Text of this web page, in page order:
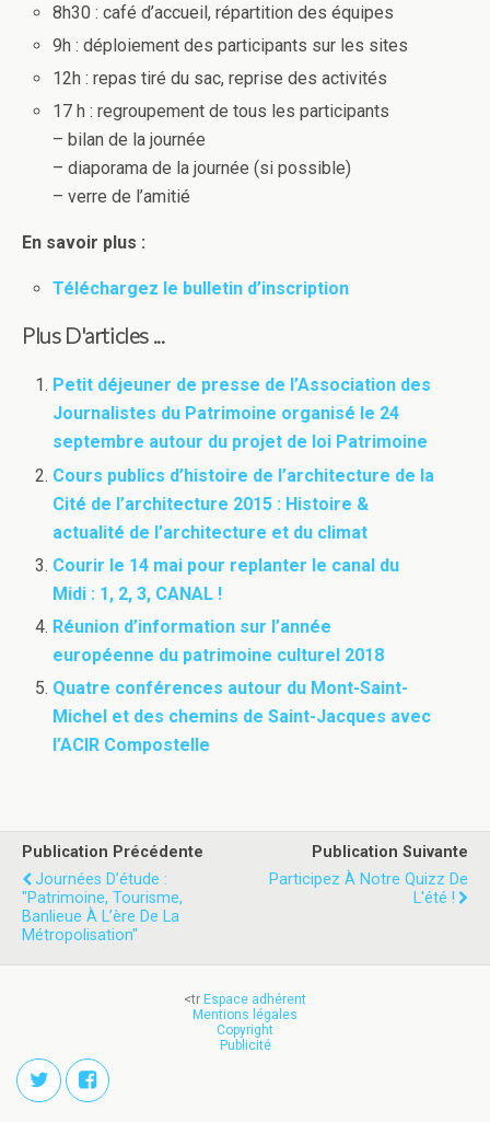
8h30 : café d’accueil, répartition des équipes
9h : déploiement des participants sur les sites
12h : repas tiré du sac, reprise des activités
17 h : regroupement de tous les participants
– bilan de la journée
– diaporama de la journée (si possible)
– verre de l’amitié
En savoir plus :
Téléchargez le bulletin d’inscription
Plus D'articles ...
Petit déjeuner de presse de l’Association des
Journalistes du Patrimoine organisé le 24
septembre autour du projet de loi Patrimoine
Cours publics d’histoire de l’architecture de la
Cité de l’architecture 2015 : Histoire &
actualité de l’architecture et du climat
Courir le 14 mai pour replanter le canal du
Midi : 1, 2, 3, CANAL !
Réunion d’information sur l’année
européenne du patrimoine culturel 2018
Quatre conférences autour du Mont-Saint-
Michel et des chemins de Saint-Jacques avec
l’ACIR Compostelle
Publication Précédente
Journées D’étude :
"Patrimoine, Tourisme,
Banlieue À L’ère De La
Métropolisation"
Publication Suivante
Participez À Notre Quizz De
L'été !
<tr Espace adhérent
Mentions légales
Copyright
Publicité